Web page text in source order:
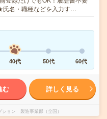
名・職種などを入力す…
40代 50代 60代
む 詳しく見る
ョン 製造事業部（全国）